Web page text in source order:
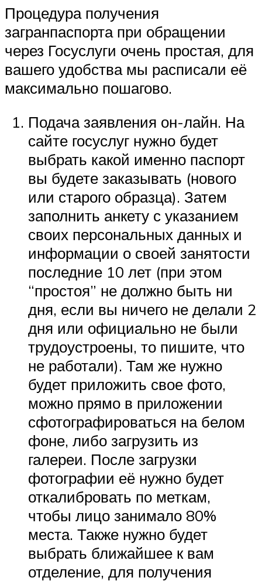
Процедура получения
загранпаспорта при обращении
через Госуслуги очень простая, для
вашего удобства мы расписали её
максимально пошагово.
Подача заявления он-лайн. На
сайте госуслуг нужно будет
выбрать какой именно паспорт
вы будете заказывать (нового
или старого образца). Затем
заполнить анкету с указанием
своих персональных данных и
информации о своей занятости
последние 10 лет (при этом
“простоя” не должно быть ни
дня, если вы ничего не делали 2
дня или официально не были
трудоустроены, то пишите, что
не работали). Там же нужно
будет приложить свое фото,
можно прямо в приложении
сфотографироваться на белом
фоне, либо загрузить из
галереи. После загрузки
фотографии её нужно будет
откалибровать по меткам,
чтобы лицо занимало 80%
места. Также нужно будет
выбрать ближайшее к вам
отделение, для получения